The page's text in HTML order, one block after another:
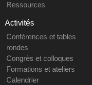
Ressources
Activités
Conférences et tables
rondes
Congrès et colloques
Formations et ateliers
Calendrier